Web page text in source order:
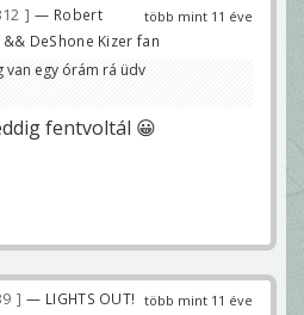
több mint 11 éve
— Robert
DeShone Kizer fan
van egy órám rá üdv
fentvoltál 😀
több mint 11 éve
— LIGHTS OUT!